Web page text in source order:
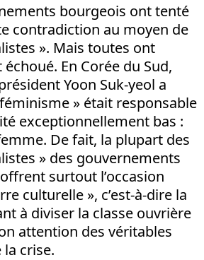
bourgeois ont tenté
contradiction au moyen de
». Mais toutes ont
En Corée du Sud,
Yoon Suk-yeol a
» était responsable
exceptionnellement bas :
De fait, la plupart des
» des gouvernements
surtout l’occasion
culturelle », c’est-à-dire la
à diviser la classe ouvrière
attention des véritables
crise.